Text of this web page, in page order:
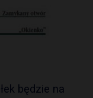
będzie na